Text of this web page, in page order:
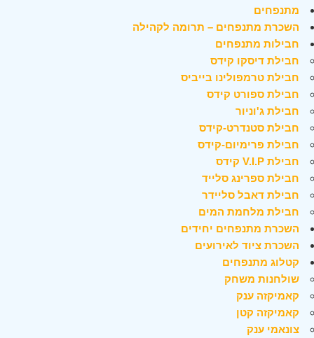
מתנפחים
השכרת מתנפחים – תרומה לקהילה
חבילות מתנפחים
חבילת דיסקו קידס
חבילת טרמפולינו בייביס
חבילת ספורט קידס
חבילת ג'וניור
חבילת סטנדרט-קידס
חבילת פרימיום-קידס
חבילת V.I.P קידס
חבילת ספרינג סלייד
חבילת דאבל סליידר
חבילת מלחמת המים
השכרת מתנפחים יחידים
השכרת ציוד לאירועים
קטלוג מתנפחים
שולחנות משחק
קאמיקזה ענק
קאמיקזה קטן
צונאמי ענק